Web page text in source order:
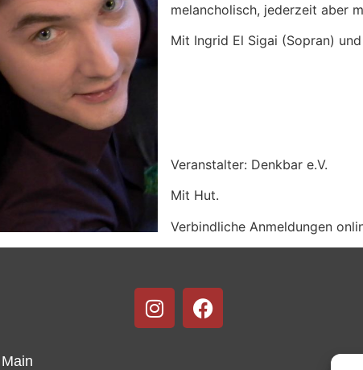
melancholisch, jederzeit aber
Mit Ingrid El Sigai (Sopran)
Veranstalter: Denkbar e.V.
Mit Hut.
Verbindliche Anmeldungen